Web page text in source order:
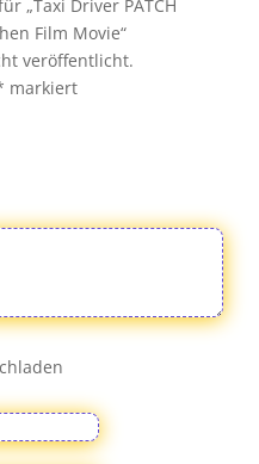
„Taxi Driver PATCH
Film Movie“
veröffentlicht.
markiert